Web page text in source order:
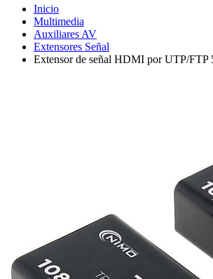
Inicio
Multimedia
Auxiliares AV
Extensores Señal
Extensor de señal HDMI por UTP/FTP